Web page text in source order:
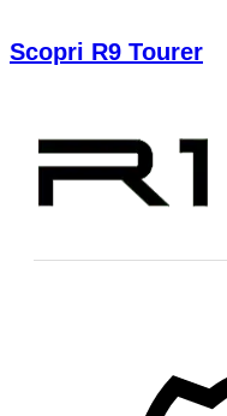
Scopri R9 Tourer